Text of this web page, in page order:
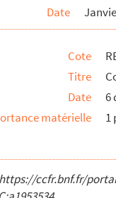
générale sur la
Date
Cote
Titre
Date
6
matérielle
1
https://ccfr.bnf.fr/